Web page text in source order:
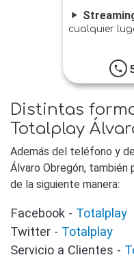
play_arrow
cualquier
phone
Distintas
Totalplay
Además del teléfono y
Álvaro Obregón,
de la siguiente manera:
Facebook - Totalplay
Twitter - Totalplay
Servicio a Clientes -